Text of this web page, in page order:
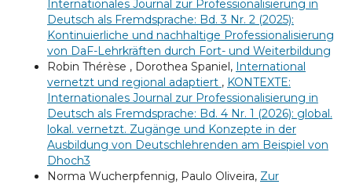
Internationales Journal zur Professionalisierung in
Deutsch als Fremdsprache: Bd. 3 Nr. 2 (2025):
Kontinuierliche und nachhaltige Professionalisierung
von DaF-Lehrkräften durch Fort- und Weiterbildung
Robin Thérèse , Dorothea Spaniel, International
vernetzt und regional adaptiert , KONTEXTE:
Internationales Journal zur Professionalisierung in
Deutsch als Fremdsprache: Bd. 4 Nr. 1 (2026): global.
lokal. vernetzt. Zugänge und Konzepte in der
Ausbildung von Deutschlehrenden am Beispiel von
Dhoch3
Norma Wucherpfennig, Paulo Oliveira, Zur